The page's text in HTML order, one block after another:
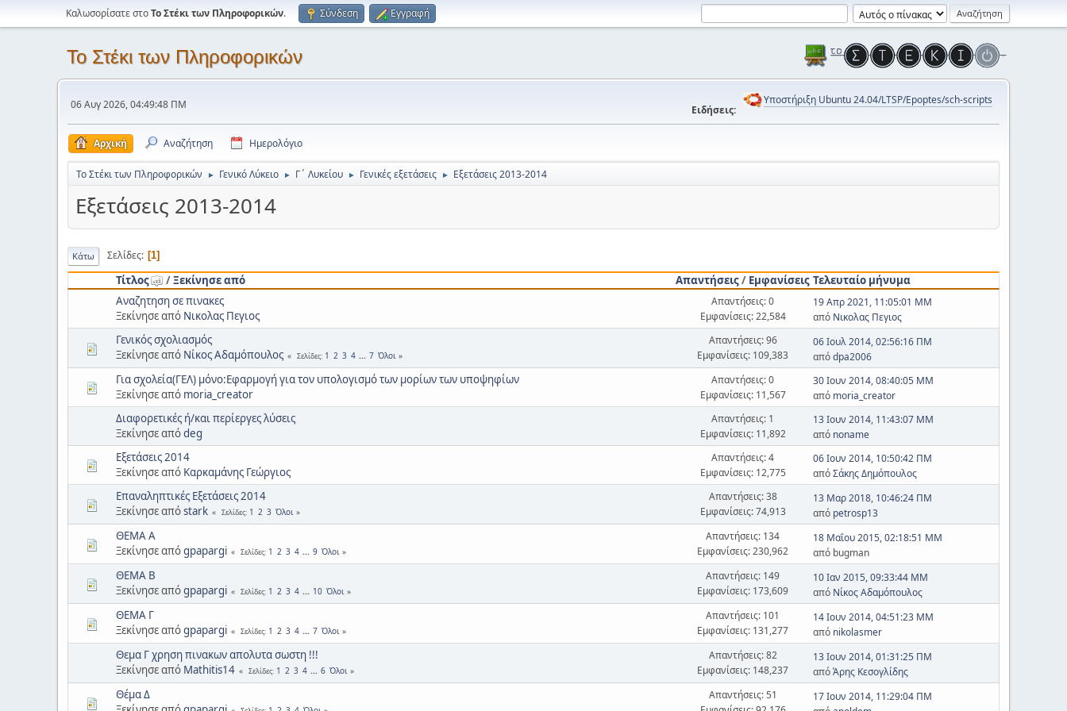
Καλωσορίσατε στοΤο Στέκι των Πληροφορικών. Σύνδεση Εγγραφή
Το Στέκι των Πληροφορικών
06 Αυγ 2026, 04:49:48 ΠΜ Ειδήσεις:
Υποστήριξη Ubuntu 24.04/LTSP/Epoptes/sch-scripts
Αρχική Αναζήτηση Ημερολόγιο
Το Στέκι των Πληροφορικών ► Γενικό Λύκειο ► Γ΄ Λυκείου ► Γενικές εξετάσεις ► Εξετάσεις 2013-2014
Εξετάσεις 2013-2014
Κάτω Σελίδες 1
Τίτλος /Ξεκίνησε από Απαντήσεις/ Εμφανίσεις Τελευταίο μήνυμα
Αναζητηση σε πινακες
Ξεκίνησε από Νικολας Πεγιος
Απαντήσεις: 0
Εμφανίσεις: 22,584
19 Απρ 2021, 11:05:01 ΜΜ
από Νικολας Πεγιος
Γενικός σχολιασμός
Ξεκίνησε από Νίκος Αδαμόπουλος Σελίδες 1 2 3 4 ... 7 Όλοι
Απαντήσεις: 96
Εμφανίσεις: 109,383
06 Ιουλ 2014, 02:56:16 ΠΜ
απόdpa2006
Για σχολεία(ΓΕΛ) μόνο:Εφαρμογή για τον υπολογισμό των μορίων των υποψηφίων
Ξεκίνησε από moria_creator
Απαντήσεις: 0
Εμφανίσεις: 11,567
30 Ιουν 2014, 08:40:05 ΜΜ
από moria_creator
Διαφορετικές ή/και περίεργες λύσεις
Ξεκίνησε απόdeg
Απαντήσεις: 1
Εμφανίσεις: 11,892
13 Ιουν 2014, 11:43:07 ΜΜ
από noname
Εξετάσεις 2014
Ξεκίνησε από Καρκαμάνης Γεώργιος
Απαντήσεις: 4
Εμφανίσεις: 12,775
06 Ιουν 2014, 10:50:42 ΠΜ
απόΣάκης Δημόπουλος
Επαναληπτικές Εξετάσεις 2014
Ξεκίνησε απόstark Σελίδες 1 2 3 Όλοι
Απαντήσεις: 38
Εμφανίσεις: 74,913
13 Μαρ 2018, 10:46:24 ΠΜ
από petrosp13
ΘΕΜΑ Α
Ξεκίνησε απόgpapargi Σελίδες 1 2 3 4 ... 9 Όλοι
Απαντήσεις: 134
Εμφανίσεις: 230,962
18 Μαΐου 2015, 02:18:51 ΜΜ
από bugman
ΘΕΜΑ Β
Ξεκίνησε απόgpapargi Σελίδες 1 2 3 4 ... 10 Όλοι
Απαντήσεις: 149
Εμφανίσεις: 173,609
10 Ιαν 2015, 09:33:44 ΜΜ
από Νίκος Αδαμόπουλος
ΘΕΜΑ Γ
Ξεκίνησε απόgpapargi Σελίδες 1 2 3 4 ... 7 Όλοι
Απαντήσεις: 101
Εμφανίσεις: 131,277
14 Ιουν 2014, 04:51:23 ΜΜ
από nikolasmer
Θεμα Γ χρηση πινακων απολυτα σωστη !!!
Ξεκίνησε από Mathitis14 Σελίδες 1 2 3 4 ... 6 Όλοι
Απαντήσεις: 82
Εμφανίσεις: 148,237
13 Ιουν 2014, 01:31:25 ΠΜ
απόΆρης Κεσογλίδης
Θέμα Δ
Απαντήσεις: 51
17 Ιουν 2014, 11:29:04 ΠΜ